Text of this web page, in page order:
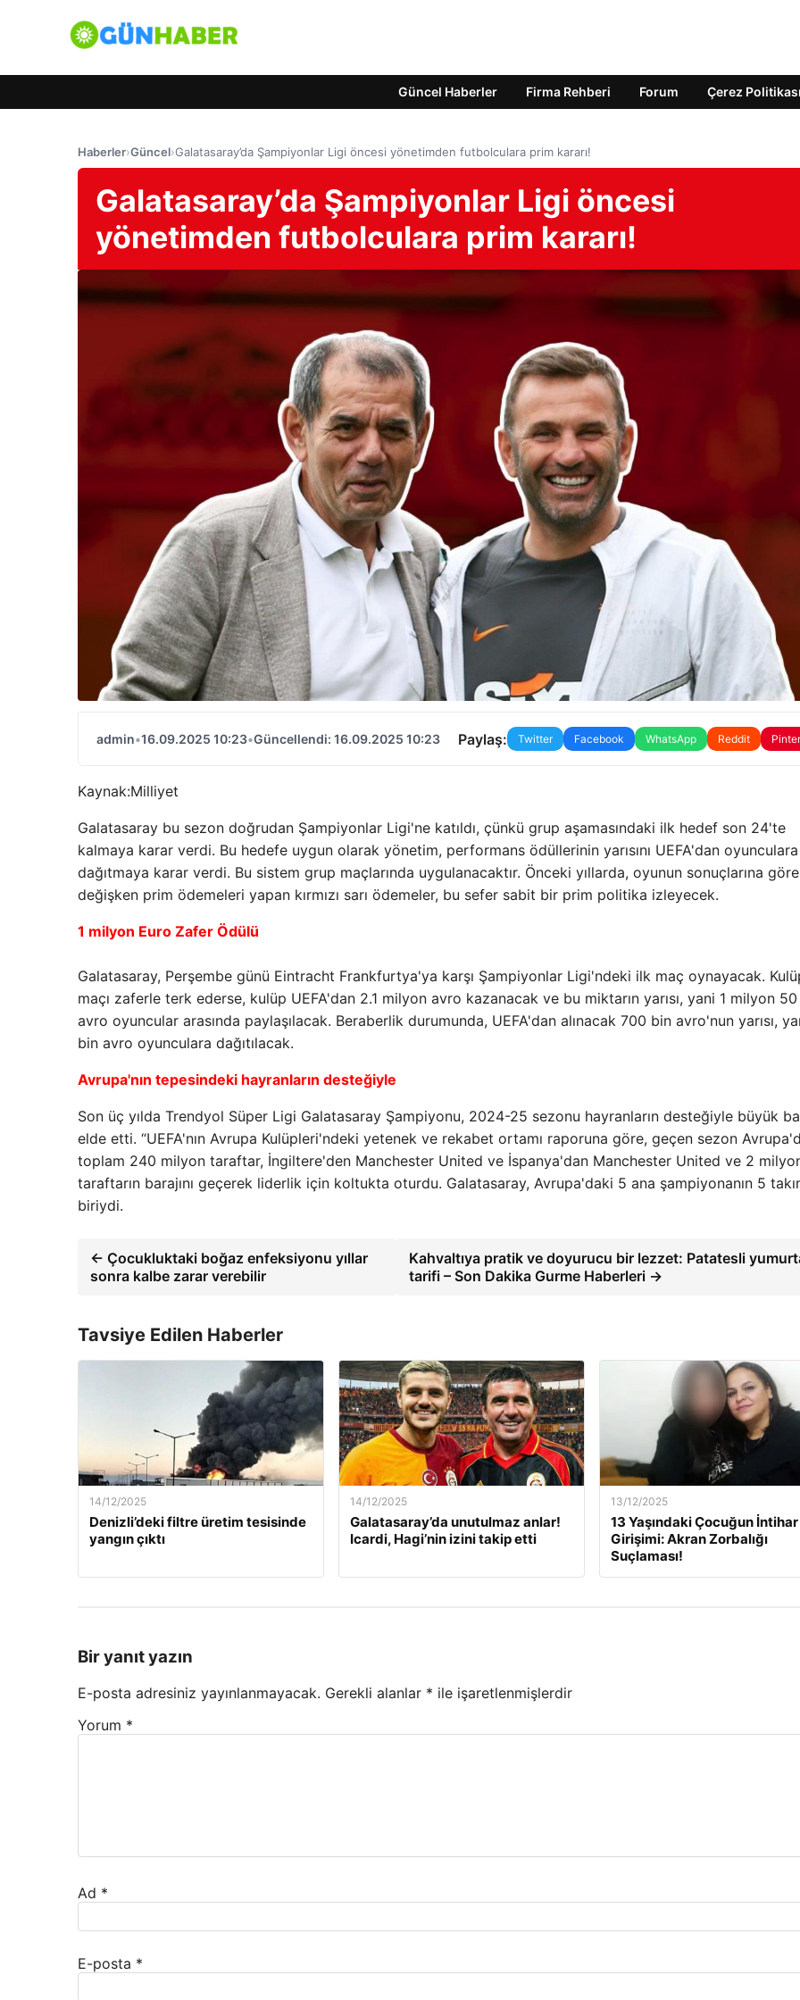
Güncel Haberler Firma Rehberi Forum Çerez Politikası
Haberler›Güncel›Galatasaray’da Şampiyonlar Ligi öncesi yönetimden futbolculara prim kararı!
Galatasaray’da Şampiyonlar Ligi öncesi
yönetimden futbolculara prim kararı!
admin•16.09.2025 10:23•Güncellendi: 16.09.2025 10:23 Paylaş: Twitter Facebook WhatsApp Reddit
Kaynak:Milliyet
Galatasaray bu sezon doğrudan Şampiyonlar Ligi'ne katıldı, çünkü grup aşamasındaki ilk hedef son 24'te
kalmaya karar verdi. Bu hedefe uygun olarak yönetim, performans ödüllerinin yarısını UEFA'dan oyunculara
dağıtmaya karar verdi. Bu sistem grup maçlarında uygulanacaktır. Önceki yıllarda, oyunun sonuçlarına
değişken prim ödemeleri yapan kırmızı sarı ödemeler, bu sefer sabit bir prim politika izleyecek.
1 milyon Euro Zafer Ödülü
Galatasaray, Perşembe günü Eintracht Frankfurtya'ya karşı Şampiyonlar Ligi'ndeki ilk maç oynayacak.
maçı zaferle terk ederse, kulüp UEFA'dan 2.1 milyon avro kazanacak ve bu miktarın yarısı, yani 1 milyon
avro oyuncular arasında paylaşılacak. Beraberlik durumunda, UEFA'dan alınacak 700 bin avro'nun yarısı,
bin avro oyunculara dağıtılacak.
Avrupa'nın tepesindeki hayranların desteğiyle
Son üç yılda Trendyol Süper Ligi Galatasaray Şampiyonu, 2024-25 sezonu hayranların desteğiyle büyük
elde etti. “UEFA'nın Avrupa Kulüpleri'ndeki yetenek ve rekabet ortamı raporuna göre, geçen sezon
toplam 240 milyon taraftar, İngiltere'den Manchester United ve İspanya'dan Manchester United ve 2
taraftarın barajını geçerek liderlik için koltukta oturdu. Galatasaray, Avrupa'daki 5 ana şampiyonanın 5
biriydi.
← Çocukluktaki boğaz enfeksiyonu yıllar
sonra kalbe zarar verebilir
Kahvaltıya pratik ve doyurucu bir lezzet: Patatesli
tarifi – Son Dakika Gurme Haberleri →
Tavsiye Edilen Haberler
14/12/2025
Denizli’deki filtre üretim tesisinde
yangın çıktı
14/12/2025
Galatasaray’da unutulmaz anlar!
Icardi, Hagi’nin izini takip etti
13/12/2025
13 Yaşındaki Çocuğun İntihar
Girişimi: Akran Zorbalığı
Suçlaması!
Bir yanıt yazın
E-posta adresiniz yayınlanmayacak. Gerekli alanlar * ile işaretlenmişlerdir
Yorum *
Ad *
E-posta *